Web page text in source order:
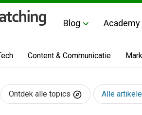
Blog Academy
Content & Communicatie
Ontdek alle topics Alle